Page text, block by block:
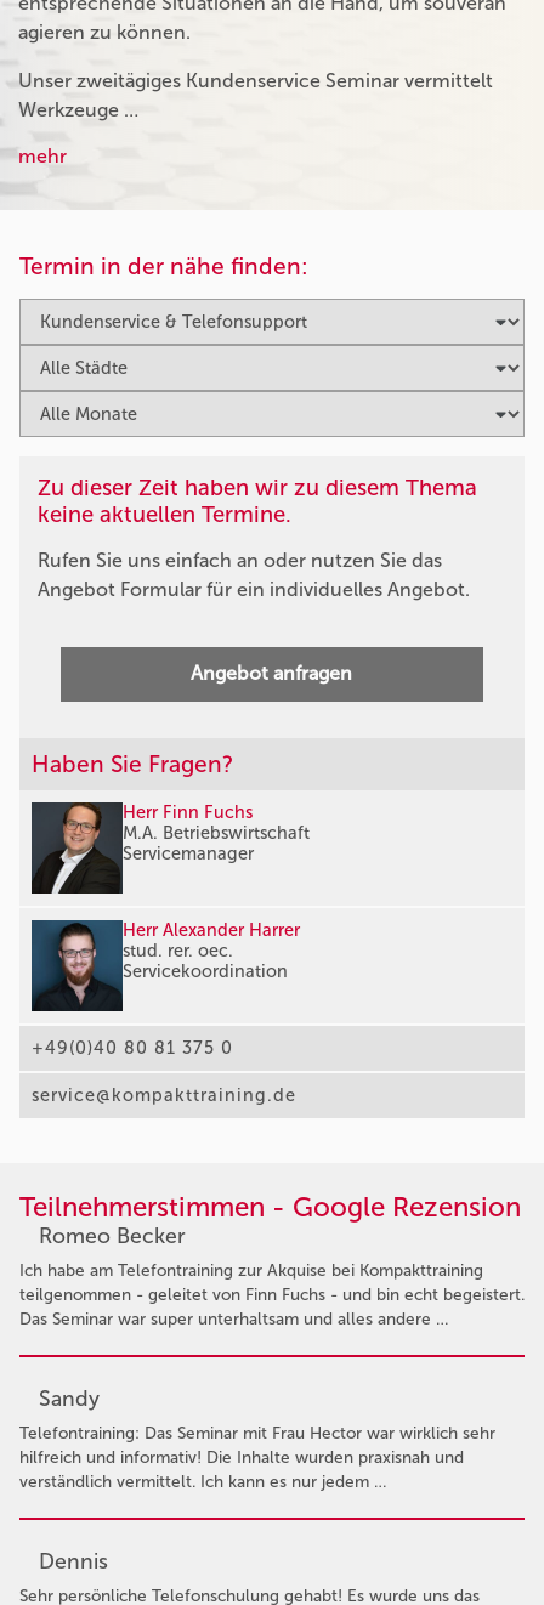
agieren zu können.
Unser zweitägiges Kundenservice Seminar vermittelt
Werkzeuge …
mehr
Termin in der nähe finden:
Zu dieser Zeit haben wir zu diesem Thema
keine aktuellen Termine.
Rufen Sie uns einfach an oder nutzen Sie das
Angebot Formular für ein individuelles Angebot.
Angebot anfragen
Haben Sie Fragen?
Herr Finn Fuchs
M.A. Betriebswirtschaft
Servicemanager
Herr Alexander Harrer
stud. rer. oec.
Servicekoordination
+49(0)40 80 81 375 0
service@kompakttraining.de
Teilnehmerstimmen - Google Rezension
Romeo Becker
Ich habe am Telefontraining zur Akquise bei Kompakttraining
teilgenommen - geleitet von Finn Fuchs - und bin echt begeistert.
Das Seminar war super unterhaltsam und alles andere …
Sandy
Telefontraining: Das Seminar mit Frau Hector war wirklich sehr
hilfreich und informativ! Die Inhalte wurden praxisnah und
verständlich vermittelt. Ich kann es nur jedem …
Dennis
Sehr persönliche Telefonschulung gehabt! Es wurde uns das